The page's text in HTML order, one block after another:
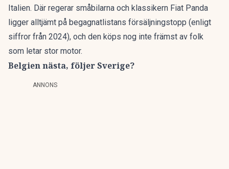
Italien. Där regerar småbilarna och klassikern Fiat Panda
ligger alltjämt på begagnatlistans försäljningstopp (enligt
siffror från 2024), och den köps nog inte främst av folk
som letar stor motor.
Belgien nästa, följer Sverige?
ANNONS